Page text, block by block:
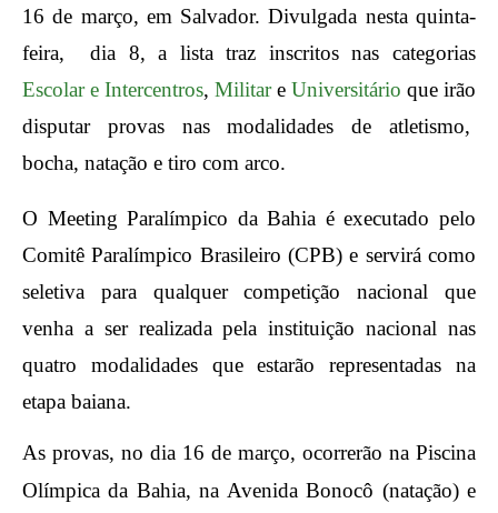
16 de março, em Salvador. Divulgada nesta quinta-
feira, dia 8, a lista traz inscritos nas categorias
Escolar e Intercentros, Militare Universitário que irão
disputar provas nas modalidades de atletismo,
bocha, natação e tiro com arco.
O Meeting Paralímpico da Bahia é executado pelo
Comitê Paralímpico Brasileiro (CPB) e servirá como
seletiva para qualquer competição nacional que
venha a ser realizada pela instituição nacional nas
quatro modalidades que estarão representadas na
etapa baiana.
As provas, no dia 16 de março, ocorrerão na Piscina
Olímpica da Bahia, na Avenida Bonocô (natação) e